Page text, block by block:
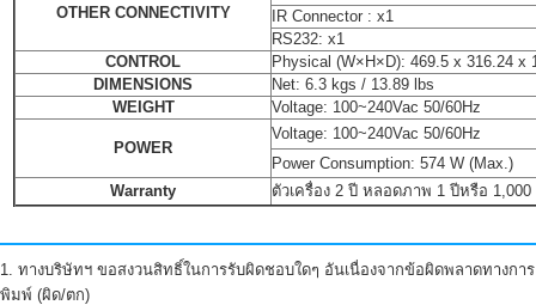
OTHER CONNECTIVITY
IR Connector :x1
RS232:x1
CONTROL
Physical (W×H×D):469.5 x 316.24 x
DIMENSIONS
Net:6.3 kgs / 13.89 lbs
WEIGHT
Voltage: 100~240Vac 50/60Hz
POWER
Voltage: 100~240Vac 50/60Hz
Power Consumption:574 W (Max.)
Warranty
ตัวเครื่อง 2 ปี หลอดภาพ 1 ปีหรือ
1. ทางบริษัทฯ ขอสงวนสิทธิ์ในการรับผิดชอบใดๆ อันเนื่องจากข้อผิดพลาดทางการ
พิมพ์ (ผิด/ตก)